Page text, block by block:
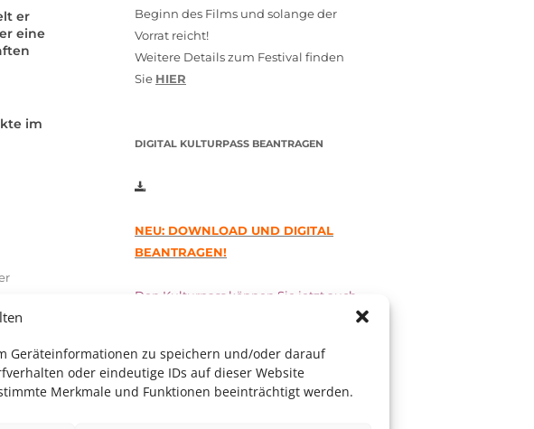
Geräteinformationen zu speichern und/oder darauf
oder eindeutige IDs auf dieser Website
Merkmale und Funktionen beeinträchtigt werden.
er
eine
im
Beginn des Films und solange der
Vorrat reicht!
Weitere Details zum Festival finden
Sie HIER
DIGITAL KULTURPASS BEANTRAGEN
NEU: DOWNLOAD UND DIGITAL
BEANTRAGEN!
Den Kulturpass können Sie jetzt auch
esunterschriebenzusammen mit
dem aktuellen
(Bürgergeld/